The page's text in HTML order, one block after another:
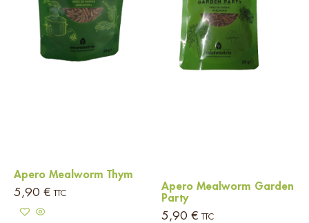
Apero Mealworm Thym
5,90 € TTC
Apero Mealworm Garden
Party
5,90 € TTC